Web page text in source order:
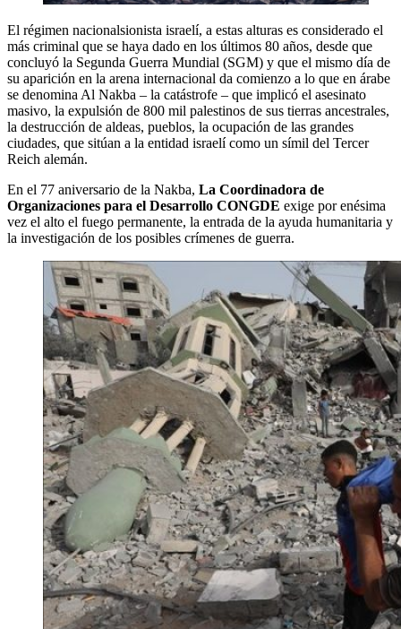
El régimen nacionalsionista israelí, a estas alturas es considerado el
más criminal que se haya dado en los últimos 80 años, desde que
concluyó la Segunda Guerra Mundial (SGM) y que el mismo día de
su aparición en la arena internacional da comienzo a lo que en árabe
se denomina Al Nakba – la catástrofe – que implicó el asesinato
masivo, la expulsión de 800 mil palestinos de sus tierras ancestrales,
la destrucción de aldeas, pueblos, la ocupación de las grandes
ciudades, que sitúan a la entidad israelí como un símil del Tercer
Reich alemán.
En el 77 aniversario de la Nakba, La Coordinadora de
Organizaciones para el Desarrollo CONGDE exige por enésima
vez el alto el fuego permanente, la entrada de la ayuda humanitaria y
la investigación de los posibles crímenes de guerra.